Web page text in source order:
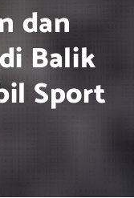
dan
Balik
Sport